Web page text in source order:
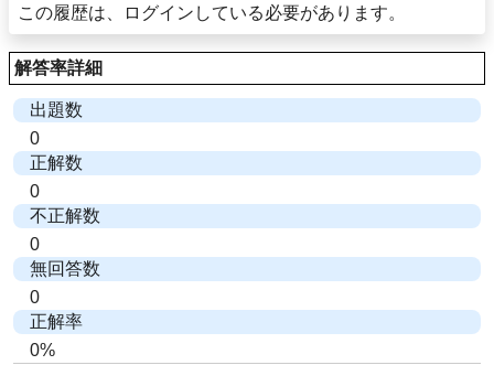
この履歴は、ログインしている必要があります。
解答率詳細
出題数
0
正解数
0
不正解数
0
無回答数
0
正解率
0%